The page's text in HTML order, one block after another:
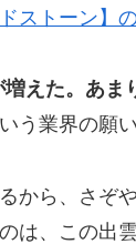
ストーン】
えた。あま
う業界の願
から、さぞ
は、この出